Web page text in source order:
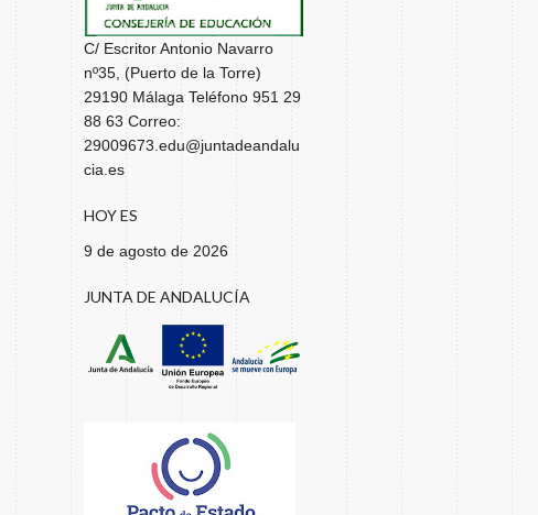
C/ Escritor Antonio Navarro
nº35, (Puerto de la Torre)
29190 Málaga Teléfono 951 29
88 63 Correo:
29009673.edu@juntadeandalu
cia.es
HOY ES
9 de agosto de 2026
JUNTA DE ANDALUCÍA